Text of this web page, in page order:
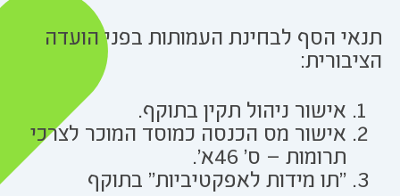
תנאי הסף לבחינת העמותות בפני הועדה
הציבורית:
אישור ניהול תקין בתוקף.
אישור מס הכנסה כמוסד המוכר לצרכי
תרומות – ס' 46א'.
"תו מידות לאפקטיביות" בתוקף